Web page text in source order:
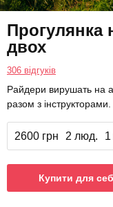
Прогулянка
двох
306 відгуків
Райдери вирушать на
разом з інструкторами.
2600 грн 2 люд. 1
Купити для